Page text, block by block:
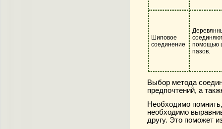
Шиповое
соединение
помощью
пазов.
Выбор метода
предпочтений, а
Необходимо
необходимо
другу. Это поможет